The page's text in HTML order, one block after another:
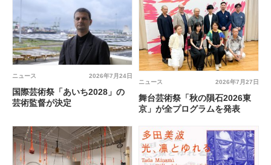
2026年7月24日
ニュース
国際芸術祭「あいち2028」の
芸術監督が決定
2026年7月27日
ニュース
舞台芸術祭「秋の隕石2026東
京」が全プログラムを発表